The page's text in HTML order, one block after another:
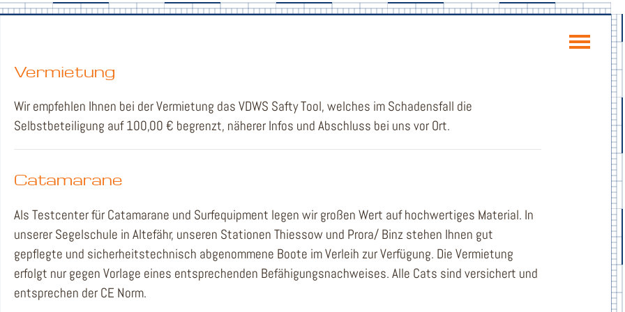
Vermietung
Wir empfehlen Ihnen bei der Vermietung das VDWS Safty Tool, welches im Schadensfall die
Selbstbeteiligung auf 100,00 € begrenzt, näherer Infos und Abschluss bei uns vor Ort.
Catamarane
Als Testcenter für Catamarane und Surfequipment legen wir großen Wert auf hochwertiges Material. In
unserer Segelschule in Altefähr, unseren Stationen Thiessow und Prora/ Binz stehen Ihnen gut
gepflegte und sicherheitstechnisch abgenommene Boote im Verleih zur Verfügung. Die Vermietung
erfolgt nur gegen Vorlage eines entsprechenden Befähigungsnachweises. Alle Cats sind versichert und
entsprechen der CE Norm.